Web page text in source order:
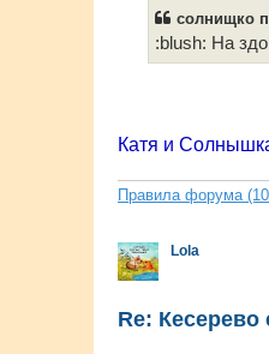
солнищко
:blush: На
Катя и
Правила форума
Lola
Re: